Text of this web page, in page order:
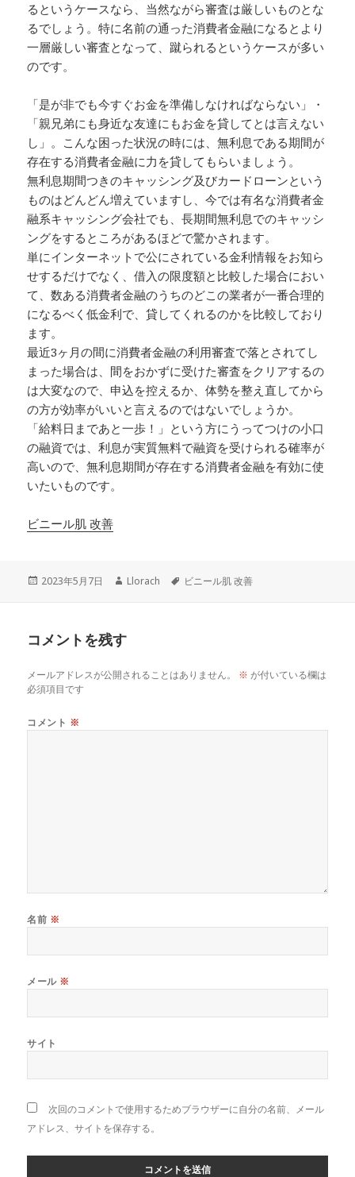
るというケースなら、当然ながら審査は厳しいものとな
るでしょう。特に名前の通った消費者金融になるとより
一層厳しい審査となって、蹴られるというケースが多い
のです。
「是が非でも今すぐお金を準備しなければならない」・
「親兄弟にも身近な友達にもお金を貸してとは言えない
し」。こんな困った状況の時には、無利息である期間が
存在する消費者金融に力を貸してもらいましょう。
無利息期間つきのキャッシング及びカードローンという
ものはどんどん増えていますし、今では有名な消費者金
融系キャッシング会社でも、長期間無利息でのキャッシ
ングをするところがあるほどで驚かされます。
単にインターネットで公にされている金利情報をお知ら
せするだけでなく、借入の限度額と比較した場合におい
て、数ある消費者金融のうちのどこの業者が一番合理的
になるべく低金利で、貸してくれるのかを比較しており
ます。
最近3ヶ月の間に消費者金融の利用審査で落とされてし
まった場合は、間をおかずに受けた審査をクリアするの
は大変なので、申込を控えるか、体勢を整え直してから
の方が効率がいいと言えるのではないでしょうか。
「給料日まであと一歩！」という方にうってつけの小口
の融資では、利息が実質無料で融資を受けられる確率が
高いので、無利息期間が存在する消費者金融を有効に使
いたいものです。
ビニール肌 改善
投
2023年5月7日
作
Llorach
タ
ビニール肌 改善
コメントを残す
メールアドレスが公開されることはありません。 ※ が付いている欄は
必須項目です
コメント ※
名前 ※
メール ※
サイト
次回のコメントで使用するためブラウザーに自分の名前、メール
アドレス、サイトを保存する。